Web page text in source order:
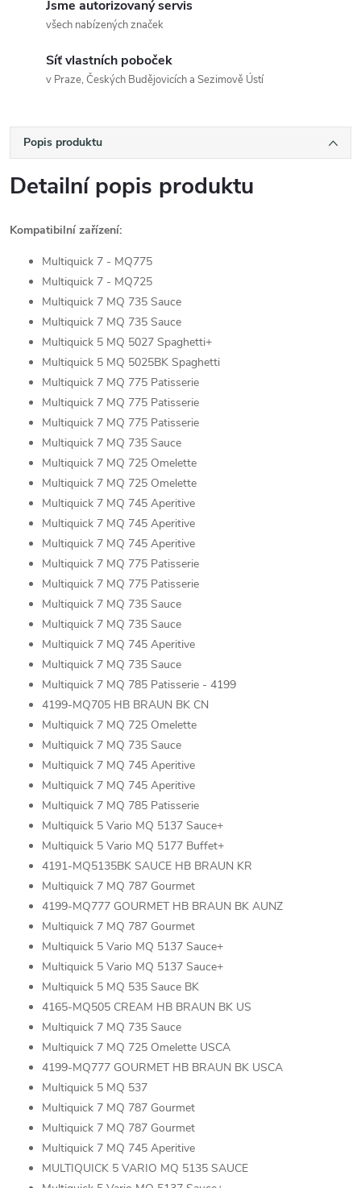
Jsme autorizovaný servis
všech nabízených značek
Síť vlastních poboček
v Praze, Českých Budějovicích a Sezimově Ústí
Popis produktu
Detailní popis produktu
Kompatibilní zařízení:
Multiquick 7 - MQ775
Multiquick 7 - MQ725
Multiquick 7 MQ 735 Sauce
Multiquick 7 MQ 735 Sauce
Multiquick 5 MQ 5027 Spaghetti+
Multiquick 5 MQ 5025BK Spaghetti
Multiquick 7 MQ 775 Patisserie
Multiquick 7 MQ 775 Patisserie
Multiquick 7 MQ 775 Patisserie
Multiquick 7 MQ 735 Sauce
Multiquick 7 MQ 725 Omelette
Multiquick 7 MQ 725 Omelette
Multiquick 7 MQ 745 Aperitive
Multiquick 7 MQ 745 Aperitive
Multiquick 7 MQ 745 Aperitive
Multiquick 7 MQ 775 Patisserie
Multiquick 7 MQ 775 Patisserie
Multiquick 7 MQ 735 Sauce
Multiquick 7 MQ 735 Sauce
Multiquick 7 MQ 745 Aperitive
Multiquick 7 MQ 735 Sauce
Multiquick 7 MQ 785 Patisserie - 4199
4199-MQ705 HB BRAUN BK CN
Multiquick 7 MQ 725 Omelette
Multiquick 7 MQ 735 Sauce
Multiquick 7 MQ 745 Aperitive
Multiquick 7 MQ 745 Aperitive
Multiquick 7 MQ 785 Patisserie
Multiquick 5 Vario MQ 5137 Sauce+
Multiquick 5 Vario MQ 5177 Buffet+
4191-MQ5135BK SAUCE HB BRAUN KR
Multiquick 7 MQ 787 Gourmet
4199-MQ777 GOURMET HB BRAUN BK AUNZ
Multiquick 7 MQ 787 Gourmet
Multiquick 5 Vario MQ 5137 Sauce+
Multiquick 5 Vario MQ 5137 Sauce+
Multiquick 5 MQ 535 Sauce BK
4165-MQ505 CREAM HB BRAUN BK US
Multiquick 7 MQ 735 Sauce
Multiquick 7 MQ 725 Omelette USCA
4199-MQ777 GOURMET HB BRAUN BK USCA
Multiquick 5 MQ 537
Multiquick 7 MQ 787 Gourmet
Multiquick 7 MQ 787 Gourmet
Multiquick 7 MQ 745 Aperitive
MULTIQUICK 5 VARIO MQ 5135 SAUCE